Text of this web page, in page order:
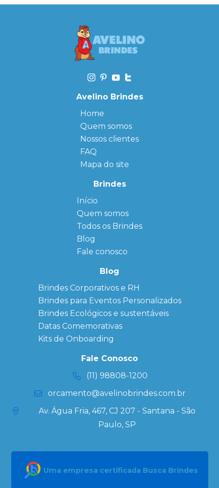
Avelino Brindes
Home
Quem somos
Nossos clientes
FAQ
Mapa do site
Brindes
Início
Quem somos
← Back
FAQ
Sitemap
Todos os Brindes
← Back
Agendas
Personalizadas
Personalizado
personalizados
Brindes
Corporativos
Copos Térmicos
Personalizados
Datas Especiais
Ecobag
Personalizada
Kits
Blog
Fale conosco
Blog
Brindes Corporativos e RH
Brindes para Eventos Personalizados
Brindes Ecológicos e sustentáveis
Datas Comemorativas
Kits de Onboarding
Fale Conosco
(11) 98808-1200
orcamento@avelinobrindes.com.br
Av. Água Fria, 467, CJ 207 - Santana - São
Paulo, SP
Uma empresa certificada Busca Brindes